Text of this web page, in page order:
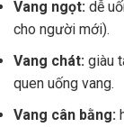
Vang ngọt: dễ
cho người mới).
Vang chát: giàu
quen uống vang.
Vang cân bằng: